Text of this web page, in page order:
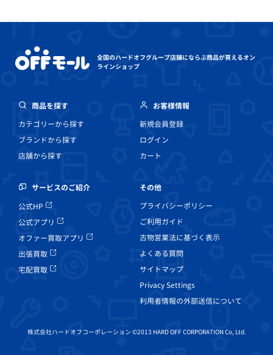
全国のハードオフグループ店舗にならぶ商品が買えるオン
ラインショップ
商品を探す
カテゴリーから探す
ブランドから探す
店舗から探す
お客様情報
新規会員登録
ログイン
カート
サービスのご紹介
公式HP
公式アプリ
オファー買取アプリ
出張買取
宅配買取
その他
プライバシーポリシー
ご利用ガイド
古物営業法に基づく表示
よくある質問
サイトマップ
Privacy Settings
利用者情報の外部送信について
株式会社ハードオフコーポレーション ©2013 HARD OFF CORPORATION Co, Ltd.